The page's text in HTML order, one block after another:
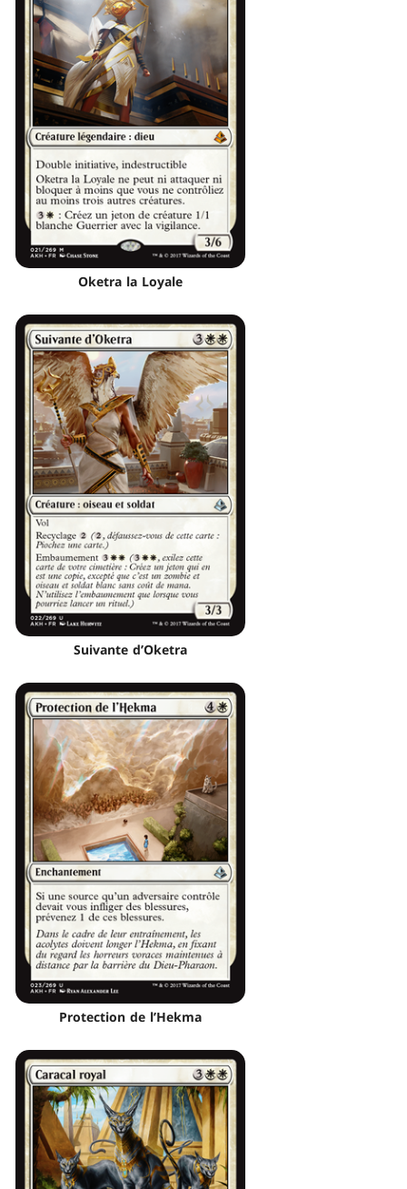
Oketra la Loyale
Suivante d’Oketra
Protection de l’Hekma